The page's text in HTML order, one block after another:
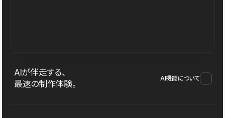
AIが伴走する、
最速の制作体験。
AI機能について